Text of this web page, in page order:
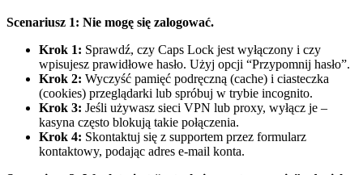
Scenariusz 1: Nie mogę się zalogować.
Krok 1: Sprawdź, czy Caps Lock jest wyłączony i czy
wpisujesz prawidłowe hasło. Użyj opcji “Przypomnij hasło”.
Krok 2: Wyczyść pamięć podręczną (cache) i ciasteczka
(cookies) przeglądarki lub spróbuj w trybie incognito.
Krok 3: Jeśli używasz sieci VPN lub proxy, wyłącz je –
kasyna często blokują takie połączenia.
Krok 4: Skontaktuj się z supportem przez formularz
kontaktowy, podając adres e-mail konta.